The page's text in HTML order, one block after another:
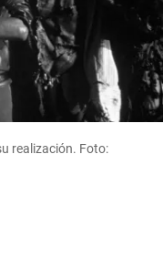
realización. Foto: